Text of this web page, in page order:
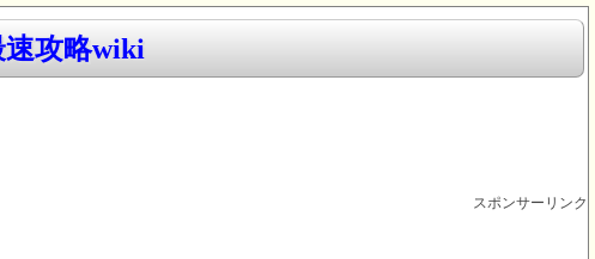
攻略wiki
スポンサーリンク